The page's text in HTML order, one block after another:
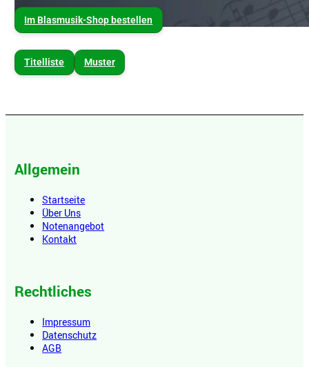
Im Blasmusik-Shop bestellen
Titelliste Muster
Allgemein
Startseite
Über Uns
Notenangebot
Kontakt
Rechtliches
Impressum
Datenschutz
AGB